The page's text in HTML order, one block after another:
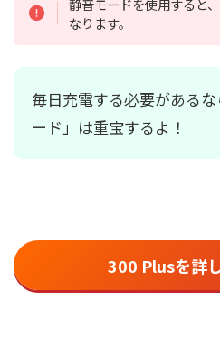
なります。
毎日充電する必要がある
ード」は重宝するよ！
300 Plusを詳